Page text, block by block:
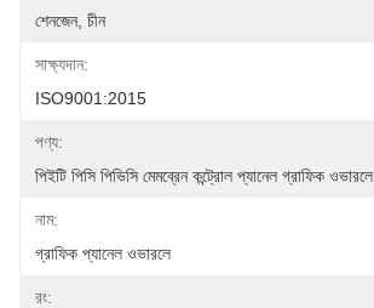
শেনজেন, চীন
সাক্ষ্যদান:
ISO9001:2015
পণ্য:
পিইটি পিসি পিভিসি মেমব্রেন কন্ট্রোল প্যানেল গ্রাফিক ওভারলে
নাম:
গ্রাফিক প্যানেল ওভারলে
রং: